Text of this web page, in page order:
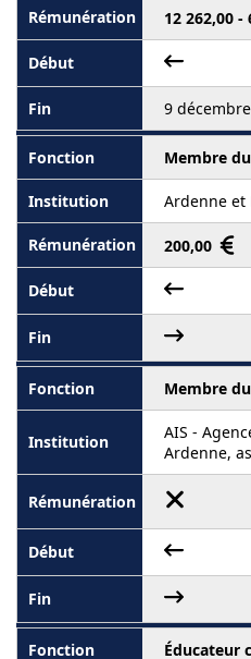
12 262,00 -
9
Membre
Ardenne et
200,00
Membre
AIS -
Ardenne,
Éducateur